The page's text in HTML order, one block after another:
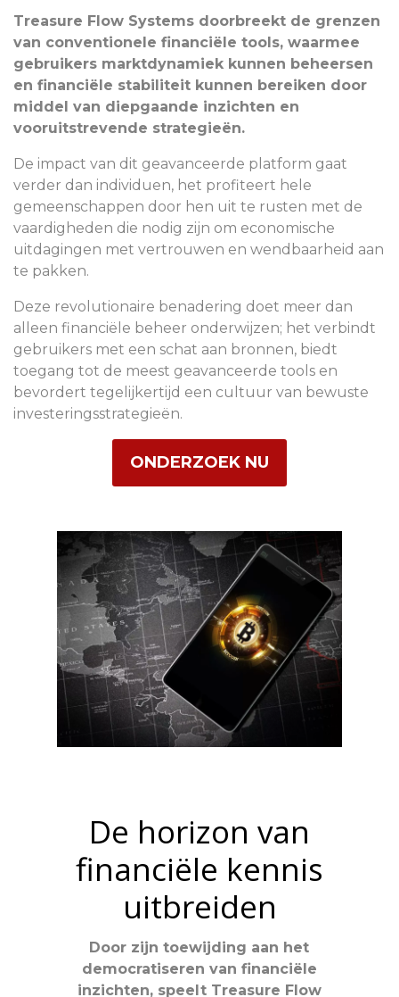
Treasure Flow Systems doorbreekt de grenzen
van conventionele financiële tools, waarmee
gebruikers marktdynamiek kunnen beheersen
en financiële stabiliteit kunnen bereiken door
middel van diepgaande inzichten en
vooruitstrevende strategieën.
De impact van dit geavanceerde platform gaat
verder dan individuen, het profiteert hele
gemeenschappen door hen uit te rusten met de
vaardigheden die nodig zijn om economische
uitdagingen met vertrouwen en wendbaarheid aan
te pakken.
Deze revolutionaire benadering doet meer dan
alleen financiële beheer onderwijzen; het verbindt
gebruikers met een schat aan bronnen, biedt
toegang tot de meest geavanceerde tools en
bevordert tegelijkertijd een cultuur van bewuste
investeringsstrategieën.
ONDERZOEK NU
De horizon van
financiële kennis
uitbreiden
Door zijn toewijding aan het
democratiseren van financiële
inzichten, speelt Treasure Flow